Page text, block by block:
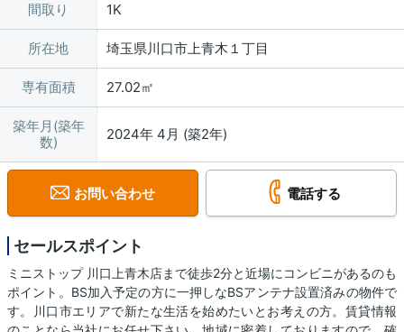
間取り 1K
所在地 埼玉県川口市上青木１丁目
専有面積 27.02㎡
築年月(築年
数)
2024年 4月 (築2年)
お問い合わせ 電話する
セールスポイント
ミニストップ 川口上青木店まで徒歩2分と近場にコンビニがあるのも
ポイント。BS加入予定の方に一押しなBSアンテナ設置済みの物件で
す。川口市エリアで新たな生活を始めたいとお考えの方。賃貸情報